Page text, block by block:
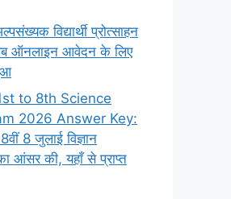
विद्यार्थी प्रोत्साहन
ऑनलाइन आवेदन के लिए
to 8th Science
2026 Answer Key:
8 जुलाई विज्ञान
आंसर की, यहाँ से प्राप्त